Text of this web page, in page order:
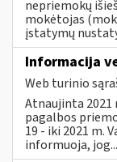
nepriemokų
mokėtojas
įstatymų
Informacija
Web turinio
Atnaujinta 2021
pagalbos
19 - iki 2021 m.
informuoja, jog...